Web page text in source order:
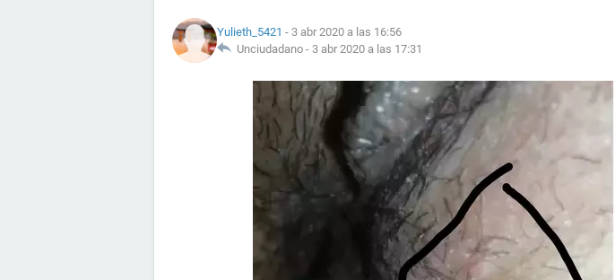
Yulieth_5421 - 3 abr 2020 a las 16:56
Unciudadano - 3 abr 2020 a las 17:31